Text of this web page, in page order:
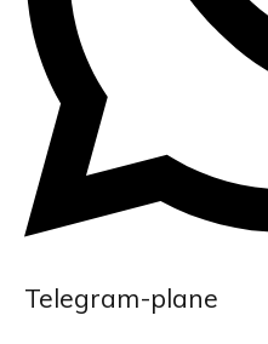
Telegram-plane